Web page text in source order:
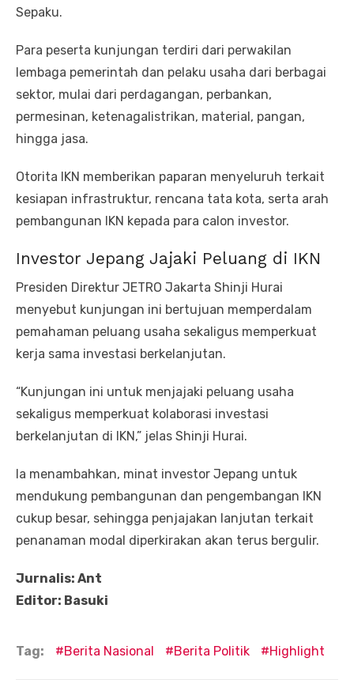
Sepaku.
Para peserta kunjungan terdiri dari perwakilan
lembaga pemerintah dan pelaku usaha dari berbagai
sektor, mulai dari perdagangan, perbankan,
permesinan, ketenagalistrikan, material, pangan,
hingga jasa.
Otorita IKN memberikan paparan menyeluruh terkait
kesiapan infrastruktur, rencana tata kota, serta arah
pembangunan IKN kepada para calon investor.
Investor Jepang Jajaki Peluang di IKN
Presiden Direktur JETRO Jakarta Shinji Hurai
menyebut kunjungan ini bertujuan memperdalam
pemahaman peluang usaha sekaligus memperkuat
kerja sama investasi berkelanjutan.
“Kunjungan ini untuk menjajaki peluang usaha
sekaligus memperkuat kolaborasi investasi
berkelanjutan di IKN,” jelas Shinji Hurai.
Ia menambahkan, minat investor Jepang untuk
mendukung pembangunan dan pengembangan IKN
cukup besar, sehingga penjajakan lanjutan terkait
penanaman modal diperkirakan akan terus bergulir.
Jurnalis: Ant
Editor: Basuki
Tag: Berita Nasional Berita Politik Highlight